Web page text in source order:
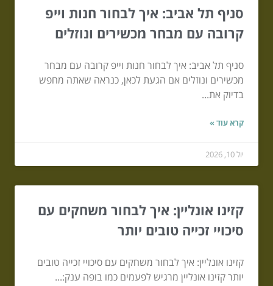
סניף תל אביב: איך לבחור חנות וייפ
קרובה עם מבחר מכשירים ונוזלים
סניף תל אביב: איך לבחור חנות וייפ קרובה עם מבחר
מכשירים ונוזלים אם הגעת לכאן, כנראה שאתה מחפש
בדיוק את...
קרא עוד »
יול 10, 2026
קזינו אונליין: איך לבחור משחקים עם
סיכויי זכייה טובים יותר
קזינו אונליין: איך לבחור משחקים עם סיכויי זכייה טובים
יותר קזינו אונליין מרגיש לפעמים כמו בופה ענק:...